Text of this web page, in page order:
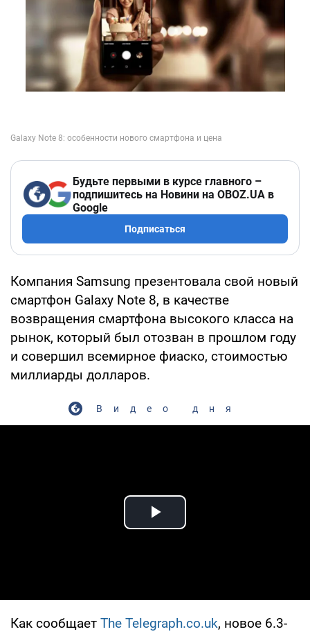
Будьте первыми в курсе главного –
подпишитесь на Новини на OBOZ.UA в
Google
Подписаться
Компания Samsung презентовала свой новый
смартфон Galaxy Note 8, в качестве
возвращения смартфона высокого класса на
рынок, который был отозван в прошлом году
и совершил всемирное фиаско, стоимостью
миллиарды долларов.
Видео дня
Play Video
Как сообщает The Telegraph.co.uk, новое 6.3-